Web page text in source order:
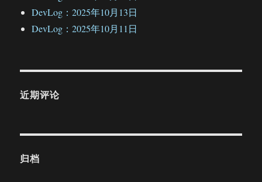
DevLog：2025年10月13日
DevLog：2025年10月11日
近期评论
归档